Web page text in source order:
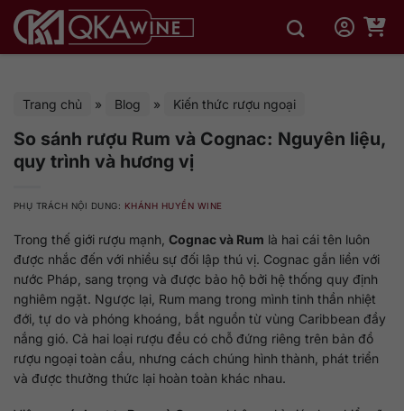
qua
Trang chủ » Blog » Kiến thức rượu ngoại
So sánh rượu Rum và Cognac: Nguyên liệu,
quy trình và hương vị
PHỤ TRÁCH NỘI DUNG: KHÁNH HUYỀN WINE
Trong thế giới rượu mạnh, Cognac và Rum là hai cái tên luôn
được nhắc đến với nhiều sự đối lập thú vị. Cognac gắn liền với
nước Pháp, sang trọng và được bảo hộ bởi hệ thống quy định
nghiêm ngặt. Ngược lại, Rum mang trong mình tinh thần nhiệt
đới, tự do và phóng khoáng, bắt nguồn từ vùng Caribbean đầy
nắng gió. Cả hai loại rượu đều có chỗ đứng riêng trên bản đồ
rượu ngoại toàn cầu, nhưng cách chúng hình thành, phát triển
và được thưởng thức lại hoàn toàn khác nhau.